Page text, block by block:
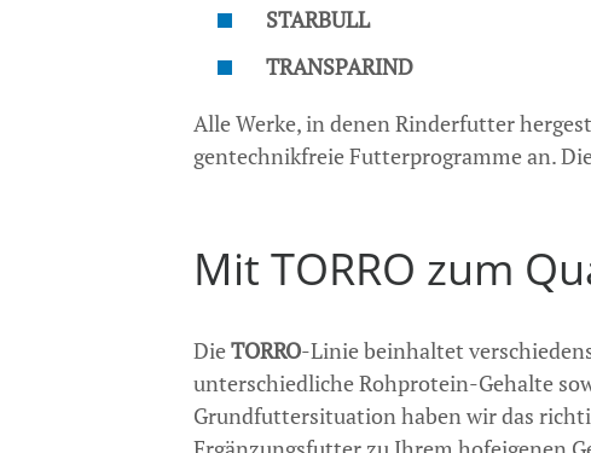
STARBULL
TRANSPARIND
Alle Werke, in denen Rinderfutter
gentechnikfreie Futterprogramme an.
Mit TORRO zum
DieTORRO-Linie beinhaltet
unterschiedliche Rohprotein-Gehalte
Grundfuttersituation haben wir das